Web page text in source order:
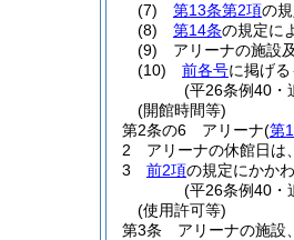
(7)
第13条第2項の
(8)
第14条の規定に
(9)
アリーナの施設
(10)
前各号に掲げ
(平26条例40・
(開館時間等)
第2条の6
アリーナ(第
2
アリーナの休館日は
3
前2項の規定にかか
(平26条例40・
(使用許可等)
第3条
アリーナの施設